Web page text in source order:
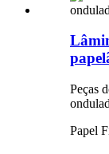
Peças
Papel